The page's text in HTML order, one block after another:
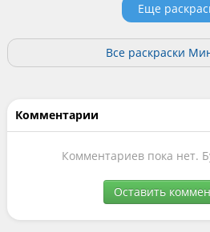
Еще
Все раскраски
Комментарии
Комментариев пока нет.
Оставить